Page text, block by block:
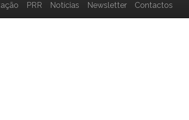
PRR Notícias Newsletter Contactos